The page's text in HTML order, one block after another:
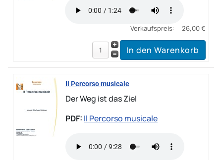
Verkaufspreis: 26,00 €
Il Percorso musicale
Der Weg ist das Ziel
PDF: Il Percorso musicale